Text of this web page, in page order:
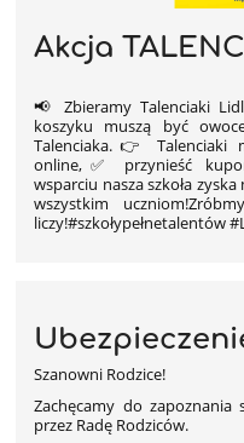
Akcja
📢 Zbieramy Talenciaki
koszyku muszą być
Talenciaka.👉 Talenciaki
online,✅ przynieść
wsparciu nasza szkoła
wszystkim
liczy!#szkołypełnetalentów
Szanowni Rodzice!
Zachęcamy do zapoznania
przez Radę Rodziców.